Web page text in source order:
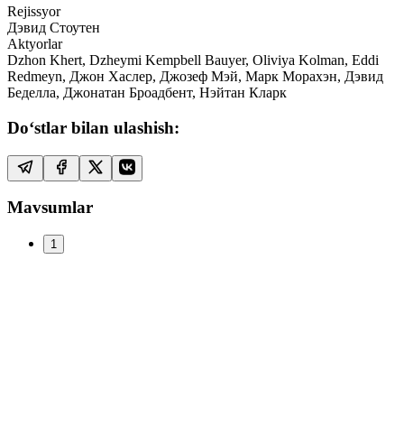
Rejissyor
Дэвид Стоутен
Aktyorlar
Dzhon Khert, Dzheymi Kempbell Bauyer, Oliviya Kolman, Eddi
Redmeyn, Джон Хаслер, Джозеф Мэй, Марк Морахэн, Дэвид
Беделла, Джонатан Броадбент, Нэйтан Кларк
Do‘stlar bilan ulashish:
Mavsumlar
1